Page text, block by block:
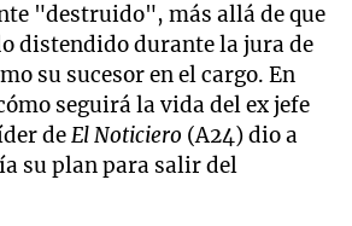
"destruido", más allá de que
distendido durante la jura de
su sucesor en el cargo. En
seguirá la vida del ex jefe
deEl Noticiero (A24) dio a
su plan para salir del